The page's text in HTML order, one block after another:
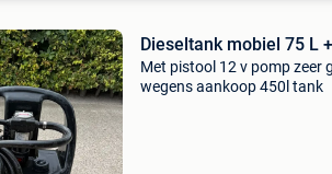
Dieseltank mobiel 75 L
Met pistool 12 v pomp zeer
wegens aankoop 450l tank